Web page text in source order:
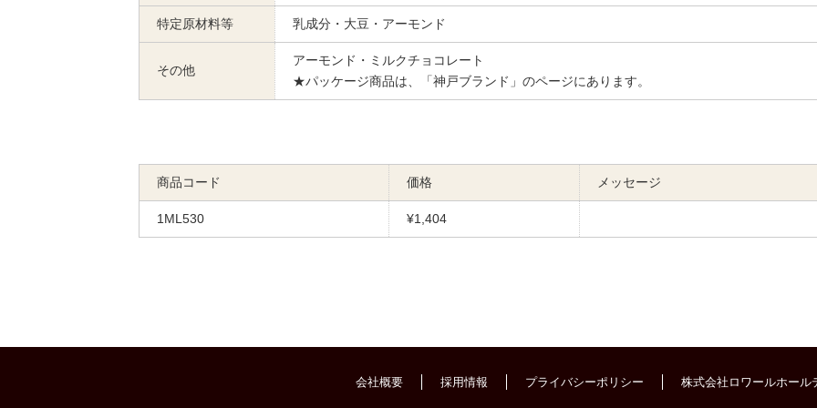
特定原材料等 乳成分・大豆・アーモンド
その他
アーモンド・ミルクチョコレート
★パッケージ商品は、「神戸ブランド」のページにあります。
商品コード 価格 メッセージ
1ML530 ¥1,404
会社概要 採用情報 プライバシーポリシー 株式会社ロワールホール